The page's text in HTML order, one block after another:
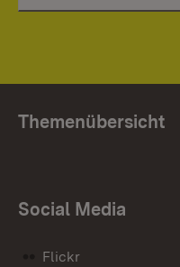
Themenübersicht
Social Media
Flickr